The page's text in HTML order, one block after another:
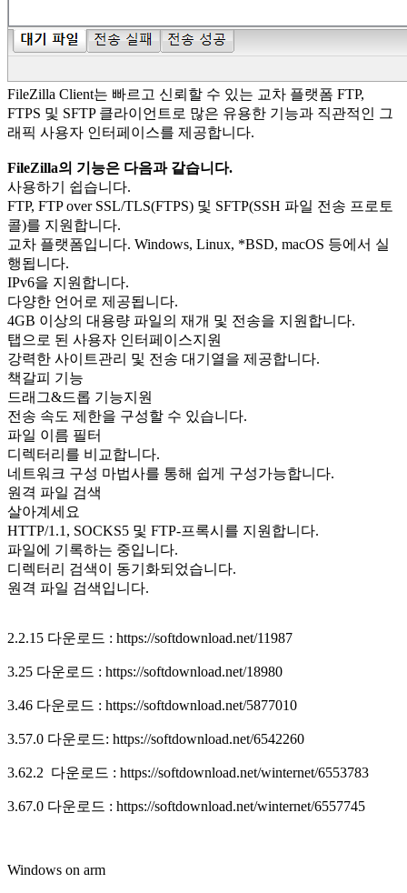
FileZilla Client는 빠르고 신뢰할 수 있는 교차 플랫폼 FTP,
FTPS 및 SFTP 클라이언트로 많은 유용한 기능과 직관적인 그
래픽 사용자 인터페이스를 제공합니다.
FileZilla의 기능은 다음과 같습니다.
사용하기 쉽습니다.
FTP, FTP over SSL/TLS(FTPS) 및 SFTP(SSH 파일 전송 프로토
콜)를 지원합니다.
교차 플랫폼입니다. Windows, Linux, *BSD, macOS 등에서 실
행됩니다.
IPv6을 지원합니다.
다양한 언어로 제공됩니다.
4GB 이상의 대용량 파일의 재개 및 전송을 지원합니다.
탭으로 된 사용자 인터페이스지원
강력한 사이트관리 및 전송 대기열을 제공합니다.
책갈피 기능
드래그&드롭 기능지원
전송 속도 제한을 구성할 수 있습니다.
파일 이름 필터
디렉터리를 비교합니다.
네트워크 구성 마법사를 통해 쉽게 구성가능합니다.
원격 파일 검색
살아계세요
HTTP/1.1, SOCKS5 및 FTP-프록시를 지원합니다.
파일에 기록하는 중입니다.
디렉터리 검색이 동기화되었습니다.
원격 파일 검색입니다.
2.2.15 다운로드 : https://softdownload.net/11987
3.25 다운로드 : https://softdownload.net/18980
3.46 다운로드 : https://softdownload.net/5877010
3.57.0 다운로드: https://softdownload.net/6542260
3.62.2 다운로드 : https://softdownload.net/winternet/6553783
3.67.0 다운로드 : https://softdownload.net/winternet/6557745
Windows on arm